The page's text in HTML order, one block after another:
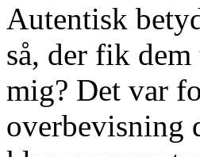
Autentisk
så, der fik
mig? Det var
overbevisning